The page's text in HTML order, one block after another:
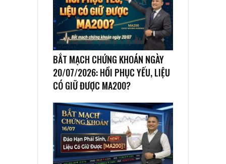
BẮT MẠCH CHỨNG KHOÁN NGÀY
20/07/2026: HỒI PHỤC YẾU, LIỆU
CÓ GIỮ ĐƯỢC MA200?